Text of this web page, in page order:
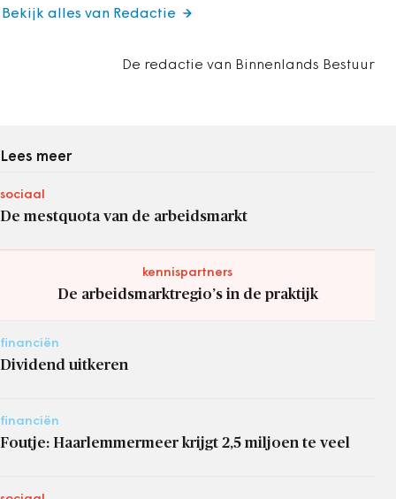
De redactie van Binnenlands Bestuur
Bekijk alles van Redactie
Lees meer
sociaal
De mestquota van de arbeidsmarkt
kennispartners
De arbeidsmarktregio’s in de praktijk
financiën
Dividend uitkeren
financiën
Foutje: Haarlemmermeer krijgt 2,5 miljoen te veel